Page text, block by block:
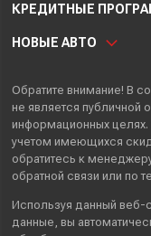
КРЕДИТНЫЕ
НОВЫЕ АВТО
Обратите внимание! В
не является публичной
информационных
учетом имеющихся
обратитесь к
обратной связи или по
Используя данный веб-
данные , вы